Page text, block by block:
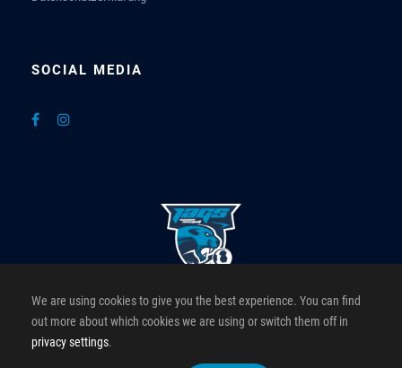
SOCIAL MEDIA
Greenpower JAGS Roomz Hotels
Offizielle Website der Greenpower JAGS Roomz Hotels
We are using cookies to give you the best experience. You can find
out more about which cookies we are using or switch them off in
privacy settings.